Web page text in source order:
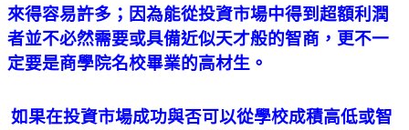
來得容易許多；因為能從投資市場中得到超額利潤
者並不必然需要或具備近似天才般的智商，更不一
定要是商學院名校畢業的高材生。
如果在投資市場成功與否可以從學校成積高低或智